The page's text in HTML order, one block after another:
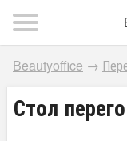
Beautyoffice →
Стол